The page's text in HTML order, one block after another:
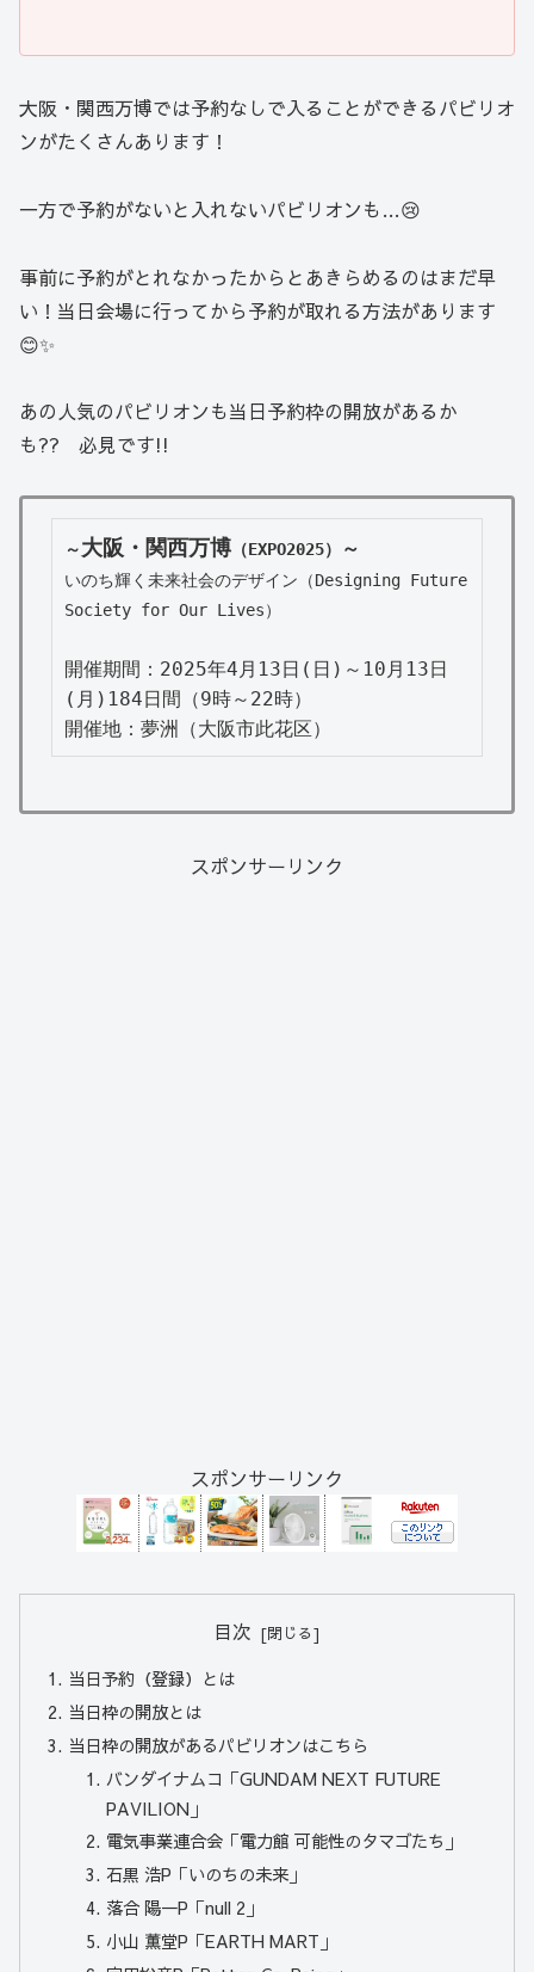
大阪・関西万博では予約なしで入ることができるパビリオ
ンがたくさんあります！
一方で予約がないと入れないパビリオンも…😢
事前に予約がとれなかったからとあきらめるのはまだ早
い！当日会場に行ってから予約が取れる方法があります
😊✨
あの人気のパビリオンも当日予約枠の開放があるか
も?? 必見です!!
～大阪・関西万博 （EXPO2025） ～
いのち輝く未来社会のデザイン（Designing Future
Society for Our Lives）
開催期間：2025年4月13日(日)～10月13日
(月)184日間（9時～22時）
開催地：夢洲（大阪市此花区）
スポンサーリンク
スポンサーリンク
目次
当日予約（登録）とは
当日枠の開放とは
当日枠の開放があるパビリオンはこちら
バンダイナムコ「GUNDAM NEXT FUTURE
PAVILION」
電気事業連合会「電力館 可能性のタマゴたち」
石黒 浩P「いのちの未来」
落合 陽一P「null 2」
小山 薫堂P「EARTH MART」